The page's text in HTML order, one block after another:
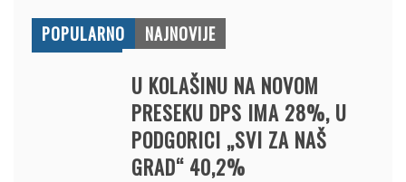
POPULARNO NAJNOVIJE
U KOLAŠINU NA NOVOM
PRESEKU DPS IMA 28%, U
PODGORICI „SVI ZA NAŠ
GRAD“ 40,2%